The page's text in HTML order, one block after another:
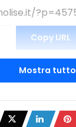
Copy URL
Mostra tutto